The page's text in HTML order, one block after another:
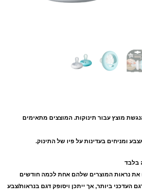
מוצץ עבור תינוקות. המוצצים מתאימים
ומניחים בעדינות על פיו של התינוק.
בלבד
את נראות המוצרים שלהם אחת לכמה חודשים
העדכני ביותר, אך ייתכן ויסופק דגם בנראות/צבע